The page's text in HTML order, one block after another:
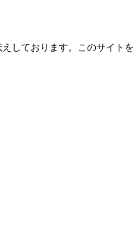
しております。このサイト